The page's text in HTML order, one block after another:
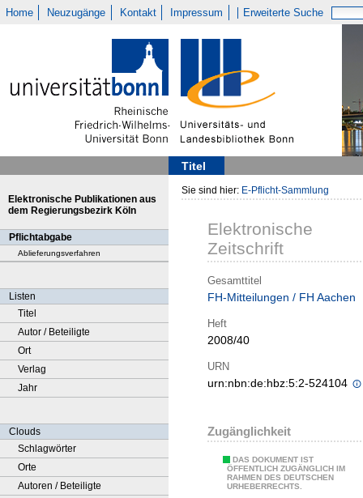
Home Neuzugänge Kontakt Impressum Erweiterte Suche
Titel
Elektronische Publikationen aus
dem Regierungsbezirk Köln
Pflichtabgabe
Ablieferungsverfahren
Listen
Titel
Autor / Beteiligte
Ort
Verlag
Jahr
Clouds
Schlagwörter
Orte
Autoren / Beteiligte
Sie sind hier: E-Pflicht-Sammlung
Elektronische
Zeitschrift
Gesamttitel
FH-Mitteilungen / FH Aachen
Heft
2008/40
URN
urn:nbn:de:hbz:5:2-524104
Zugänglichkeit
DAS DOKUMENT IST
ÖFFENTLICH ZUGÄNGLICH IM
RAHMEN DES DEUTSCHEN
URHEBERRECHTS.